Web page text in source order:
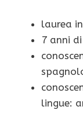
laurea
7 anni
lingue: